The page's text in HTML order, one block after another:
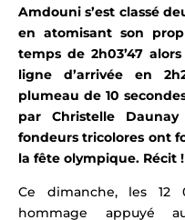
Amdouni s’est classé
en atomisant son
temps de 2h03’47
ligne d’arrivée en
plumeau de 10
par Christelle
fondeurs tricolores ont
la fête olympique. Récit !
Ce dimanche, les 12
hommage appuyé